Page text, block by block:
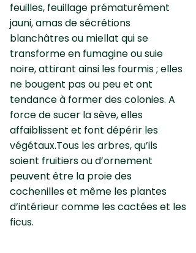
feuilles, feuillage prématurément
jauni, amas de sécrétions
blanchâtres ou miellat qui se
transforme en fumagine ou suie
noire, attirant ainsi les fourmis ; elles
ne bougent pas ou peu et ont
tendance à former des colonies. A
force de sucer la sève, elles
affaiblissent et font dépérir les
végétaux.Tous les arbres, qu’ils
soient fruitiers ou d’ornement
peuvent être la proie des
cochenilles et même les plantes
d’intérieur comme les cactées et les
ficus.